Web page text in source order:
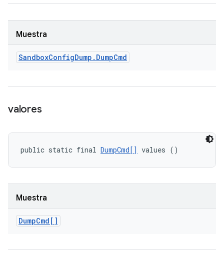
Muestra
SandboxConfigDump . DumpCmd
valores
public static final DumpCmd[] values ()
Muestra
DumpCmd[]